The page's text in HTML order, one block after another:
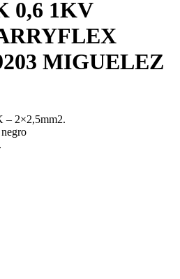
0,6 1KV
MIGUELEZ
– 2×2,5mm2.
negro